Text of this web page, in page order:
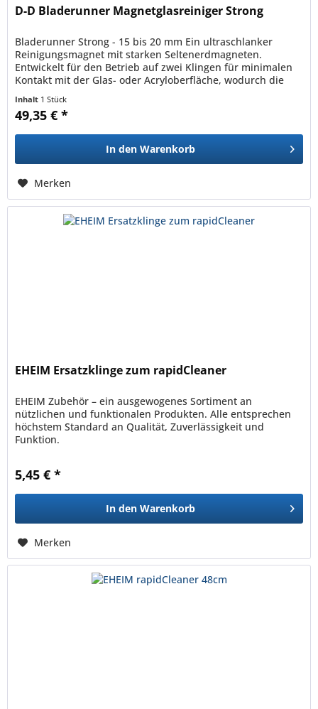
D-D Bladerunner Magnetglasreiniger Strong
Bladerunner Strong - 15 bis 20 mm Ein ultraschlanker
Reinigungsmagnet mit starken Seltenerdmagneten.
Entwickelt für den Betrieb auf zwei Klingen für minimalen
Kontakt mit der Glas- oder Acryloberfläche, wodurch die
Inhalt 1 Stück
49,35 € *
In den Warenkorb
Merken
EHEIM Ersatzklinge zum rapidCleaner
EHEIM Zubehör – ein ausgewogenes Sortiment an
nützlichen und funktionalen Produkten. Alle entsprechen
höchstem Standard an Qualität, Zuverlässigkeit und
Funktion.
5,45 € *
In den Warenkorb
Merken